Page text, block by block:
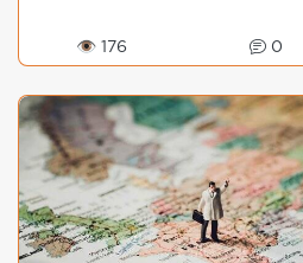
👁 176 0